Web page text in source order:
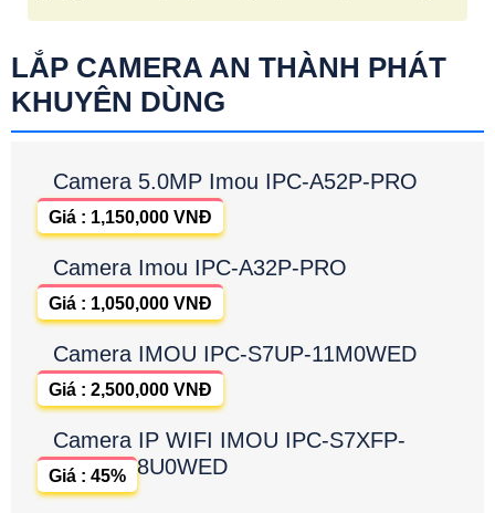
LẮP CAMERA AN THÀNH PHÁT
KHUYÊN DÙNG
Camera 5.0MP Imou IPC-A52P-PRO
Giá : 1,150,000 VNĐ
Camera Imou IPC-A32P-PRO
Giá : 1,050,000 VNĐ
Camera IMOU IPC-S7UP-11M0WED
Giá : 2,500,000 VNĐ
Camera IP WIFI IMOU IPC-S7XFP-
8U0WED
Giá : 45%